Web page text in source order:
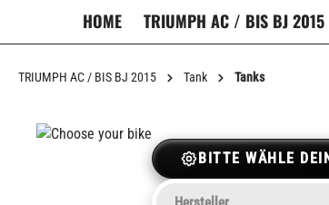
HOME TRIUMPH AC / BIS BJ 2015
TRIUMPH AC / BIS BJ 2015 Tank Tanks
BITTE WÄHLE